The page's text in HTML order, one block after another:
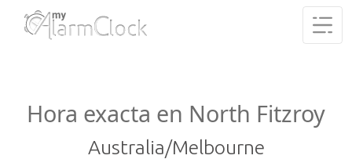
Hora exacta en North Fitzroy
Australia/Melbourne